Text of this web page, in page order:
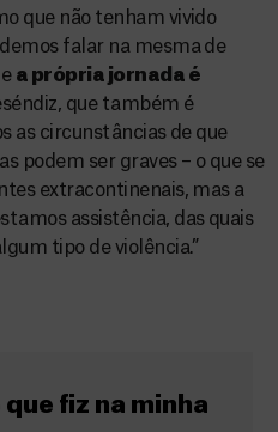
que não tenham vivido
falar na mesma de
a própria jornada é
que também é
as circunstâncias de que
podem ser graves – o que se
extracontinenais, mas a
assistência, das quais
tipo de violência.”
que fiz na minha